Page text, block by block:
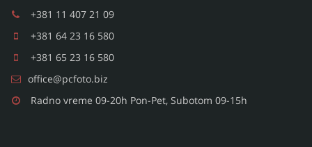
+381 11 407 21 09
+381 64 23 16 580
+381 65 23 16 580
office@pcfoto.biz
Radno vreme 09-20h Pon-Pet, Subotom 09-15h